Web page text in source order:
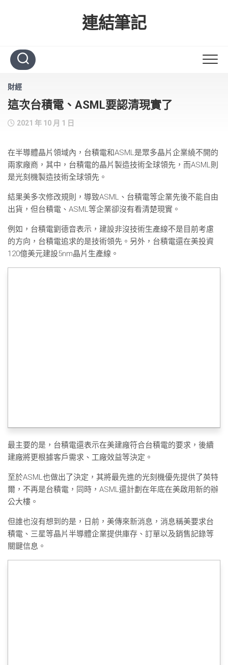
連結筆記
財經
這次台積電、ASML要認清現實了
2021 年 10 月 1 日
在半導體晶片領域內，台積電和ASML是眾多晶片企業繞不開的
兩家廠商，其中，台積電的晶片製造技術全球領先，而ASML則
是光刻機製造技術全球領先。
結果美多次修改規則，導致ASML、台積電等企業先後不能自由
出貨，但台積電、ASML等企業卻沒有看清楚現實。
例如，台積電劉德音表示，建設非沒技術生產線不是目前考慮
的方向，台積電追求的是技術領先。另外，台積電還在美投資
120億美元建設5nm晶片生產線。
最主要的是，台積電還表示在美建廠符合台積電的要求，後續
建廠將更根據客戶需求、工廠效益等決定。
至於ASML也做出了決定，其將最先進的光刻機優先提供了英特
爾，不再是台積電，同時，ASML還計劃在年底在美啟用新的辦
公大樓。
但誰也沒有想到的是，日前，美傳來新消息，消息稱美要求台
積電、三星等晶片半導體企業提供庫存、訂單以及銷售記錄等
關鍵信息。